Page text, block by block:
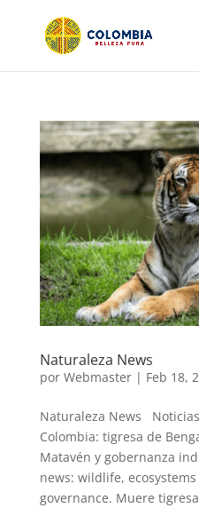
Naturaleza News
por Webmaster| Feb 18,
Naturaleza News
Colombia: tigresa de
Matavén y gobernanza
news: wildlife,
governance. Muere